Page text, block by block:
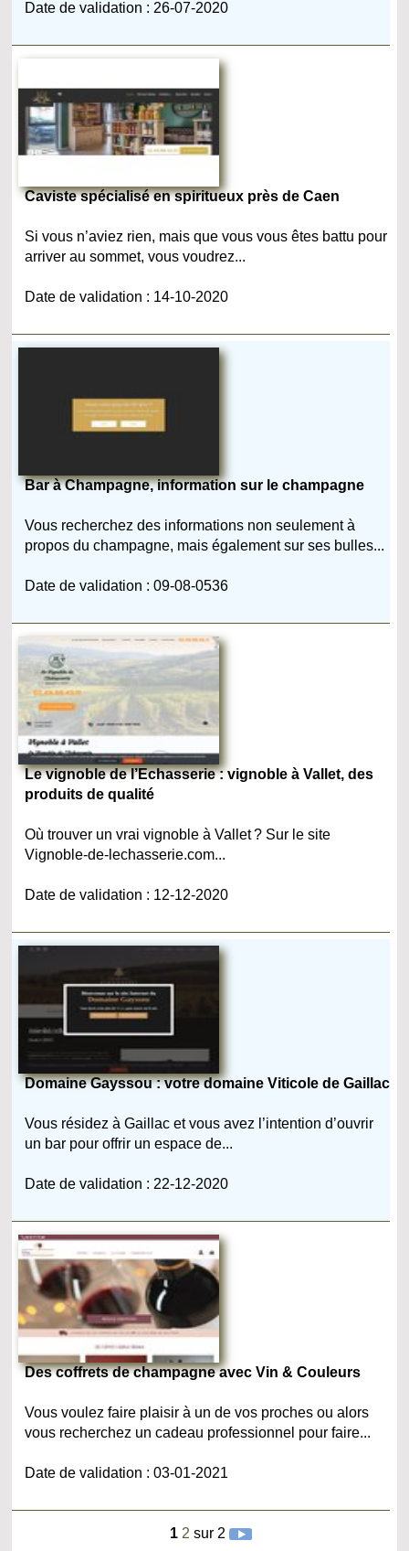
Date de validation : 26-07-2020
Caviste spécialisé en spiritueux près de Caen
Si vous n’aviez rien, mais que vous vous êtes battu pour
arriver au sommet, vous voudrez...
Date de validation : 14-10-2020
Bar à Champagne, information sur le champagne
Vous recherchez des informations non seulement à
propos du champagne, mais également sur ses bulles...
Date de validation : 09-08-0536
Le vignoble de l’Echasserie : vignoble à Vallet, des
produits de qualité
Où trouver un vrai vignoble à Vallet ? Sur le site
Vignoble-de-lechasserie.com...
Date de validation : 12-12-2020
Domaine Gayssou : votre domaine Viticole de Gaillac
Vous résidez à Gaillac et vous avez l’intention d’ouvrir
un bar pour offrir un espace de...
Date de validation : 22-12-2020
Des coffrets de champagne avec Vin & Couleurs
Vous voulez faire plaisir à un de vos proches ou alors
vous recherchez un cadeau professionnel pour faire...
Date de validation : 03-01-2021
1 2 sur 2